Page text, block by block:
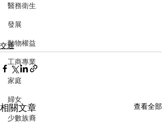
醫務衛生
發展
動物權益
工商專業
家庭
婦女
少數族裔
交通
相關文章 查看全部